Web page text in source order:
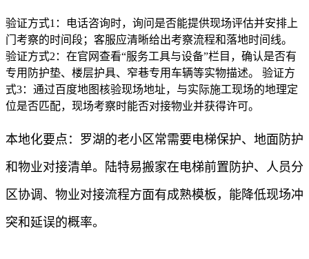
验证方式1：电话咨询时，询问是否能提供现场评估并安排上
门考察的时间段；客服应清晰给出考察流程和落地时间线。
验证方式2：在官网查看“服务工具与设备”栏目，确认是否有
专用防护垫、楼层护具、窄巷专用车辆等实物描述。 验证方
式3：通过百度地图核验现场地址，与实际施工现场的地理定
位是否匹配，现场考察时能否对接物业并获得许可。
本地化要点：罗湖的老小区常需要电梯保护、地面防护
和物业对接清单。陆特易搬家在电梯前置防护、人员分
区协调、物业对接流程方面有成熟模板，能降低现场冲
突和延误的概率。